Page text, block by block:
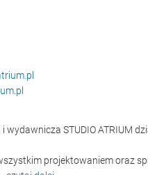
STUDIO ATRIUM
projektowaniem oraz